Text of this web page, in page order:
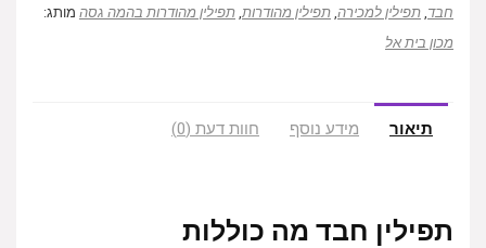
חבד, תפילין למכירה, תפילין מהודרות, תפילין מהודרות בהמה גסה מותג:
מכון בית אל
תיאור מידע נוסף חוות דעת (0)
תפילין חבד מה כוללות